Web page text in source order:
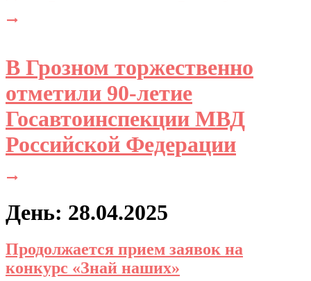
В Грозном торжественно
отметили 90-летие
Госавтоинспекции МВД
Российской Федерации
День: 28.04.2025
Продолжается прием заявок на
конкурс «Знай наших»